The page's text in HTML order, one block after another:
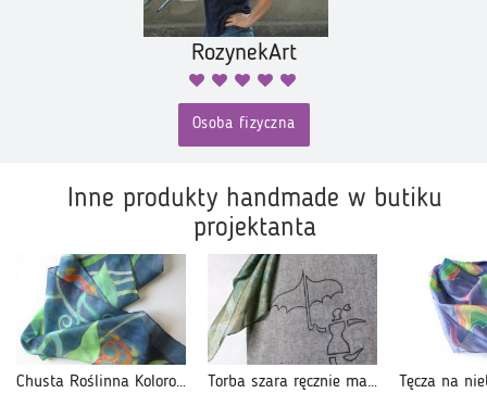
RozynekArt
Osoba fizyczna
Inne produkty handmade w butiku
projektanta
Chusta Roślinna Kolorowa Torba szara ręcznie malowana Ona z Parasolką